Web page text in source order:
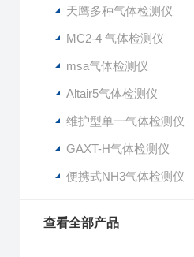
天鹰多种气体检测仪
MC2-4 气体检测仪
msa气体检测仪
Altair5气体检测仪
维护型单一气体检测仪
GAXT-H气体检测仪
便携式NH3气体检测仪
查看全部产品